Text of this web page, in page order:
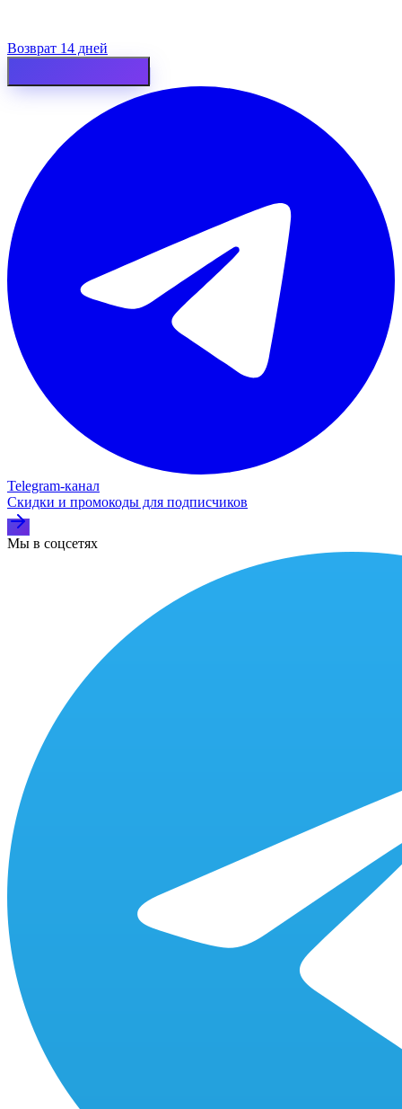
Возврат 14 дней
Telegram‑канал
Скидки и промокоды для подписчиков
Мы в соцсетях